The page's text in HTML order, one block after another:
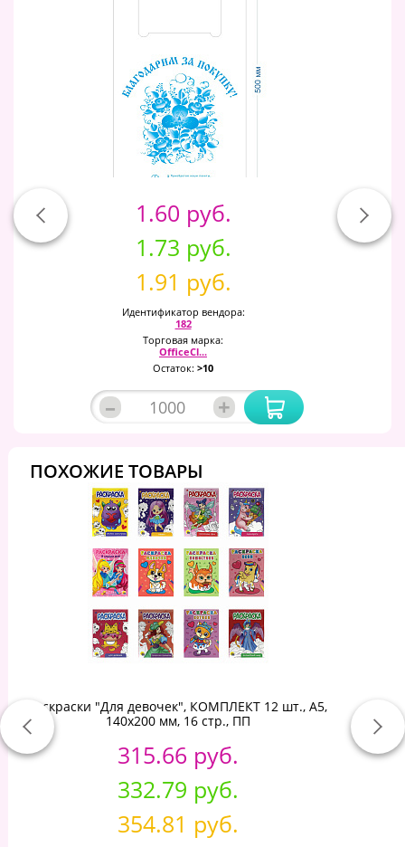
1.60 руб.
1.73 руб.
1.91 руб.
Идентификатор вендора:
182
Торговая марка:
OfficeCl...
Остаток: >10
– +
ПОХОЖИЕ ТОВАРЫ
Раскраски "Для девочек", КОМПЛЕКТ 12 шт., А5,
140х200 мм, 16 стр., ПП
315.66 руб.
332.79 руб.
354.81 руб.